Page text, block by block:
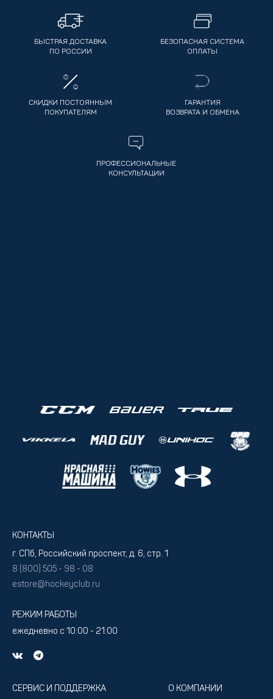
БЫСТРАЯ ДОСТАВКА
ПО РОССИИ
БЕЗОПАСНАЯ СИСТЕМА
ОПЛАТЫ
СКИДКИ ПОСТОЯННЫМ
ПОКУПАТЕЛЯМ
ГАРАНТИЯ
ВОЗВРАТА И ОБМЕНА
ПРОФЕССИОНАЛЬНЫЕ
КОНСУЛЬТАЦИИ
КОНТАКТЫ
г. СПб, Российский проспект, д. 6, стр. 1
8 (800) 505 - 98 - 08
estore@hockeyclub.ru
РЕЖИМ РАБОТЫ
ежедневно с 10:00 - 21:00
СЕРВИС И ПОДДЕРЖКА О КОМПАНИИ